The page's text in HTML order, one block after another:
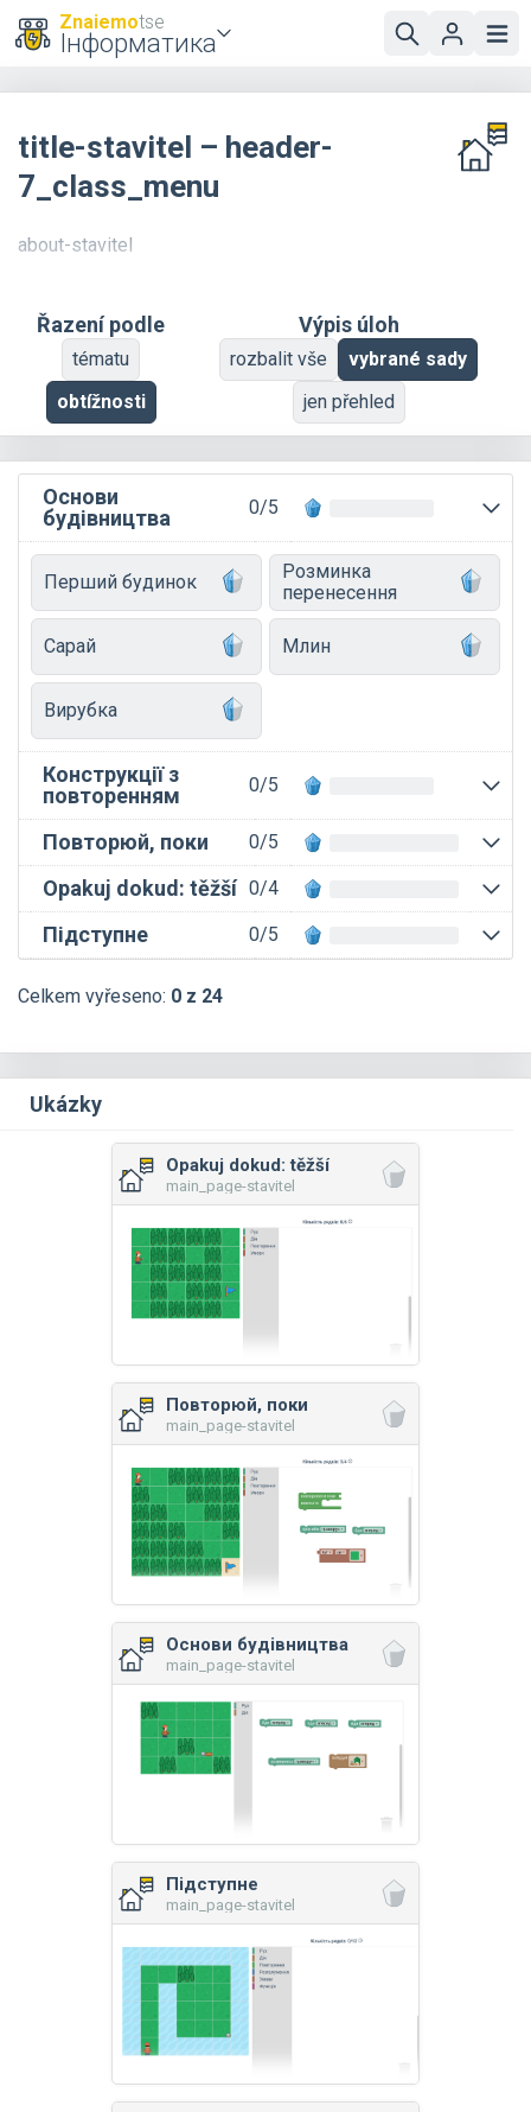
Znaiemotse
Інформатика
title-stavitel – header-
7_class_menu
about-stavitel
Řazení podle
tématu
obtížnosti
Výpis úloh
rozbalit vše
vybrané sady
jen přehled
Основи
будівництва
0/5
Перший будинок
Розминка
перенесення
Сарай Млин
Вирубка
Конструкції з
повторенням
0/5
Повторюй, поки 0/5
Opakuj dokud: těžší 0/4
Підступне 0/5
Celkem vyřeseno: 0 z 24
Ukázky
Opakuj dokud: těžší
main_page-stavitel
Повторюй, поки
main_page-stavitel
Основи будівництва
main_page-stavitel
Підступне
main_page-stavitel